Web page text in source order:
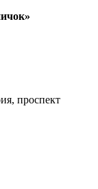
проспект